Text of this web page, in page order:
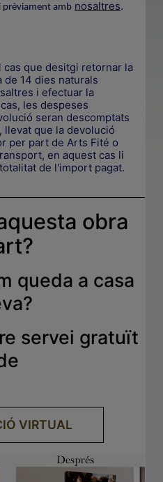
prèviament amb nosaltres.
cas que desitgi retornar la
de 14 dies naturals
i efectuar la
les despeses
seran descomptats
llevat que la devolució
per part de Arts Fité o
en aquest cas li
de l'import pagat.
obra
queda a casa
?
servei gratuït
VIRTUAL